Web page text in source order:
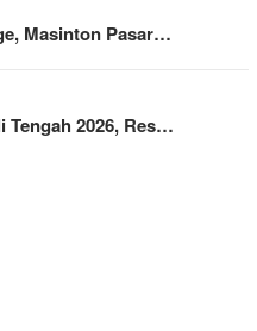
Masinton Pasar…
Tengah 2026, Res…